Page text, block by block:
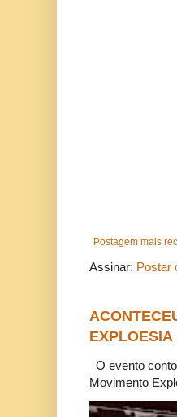
Postagem mais
Assinar: Postar
EXPLOESIA
O evento
Movimento